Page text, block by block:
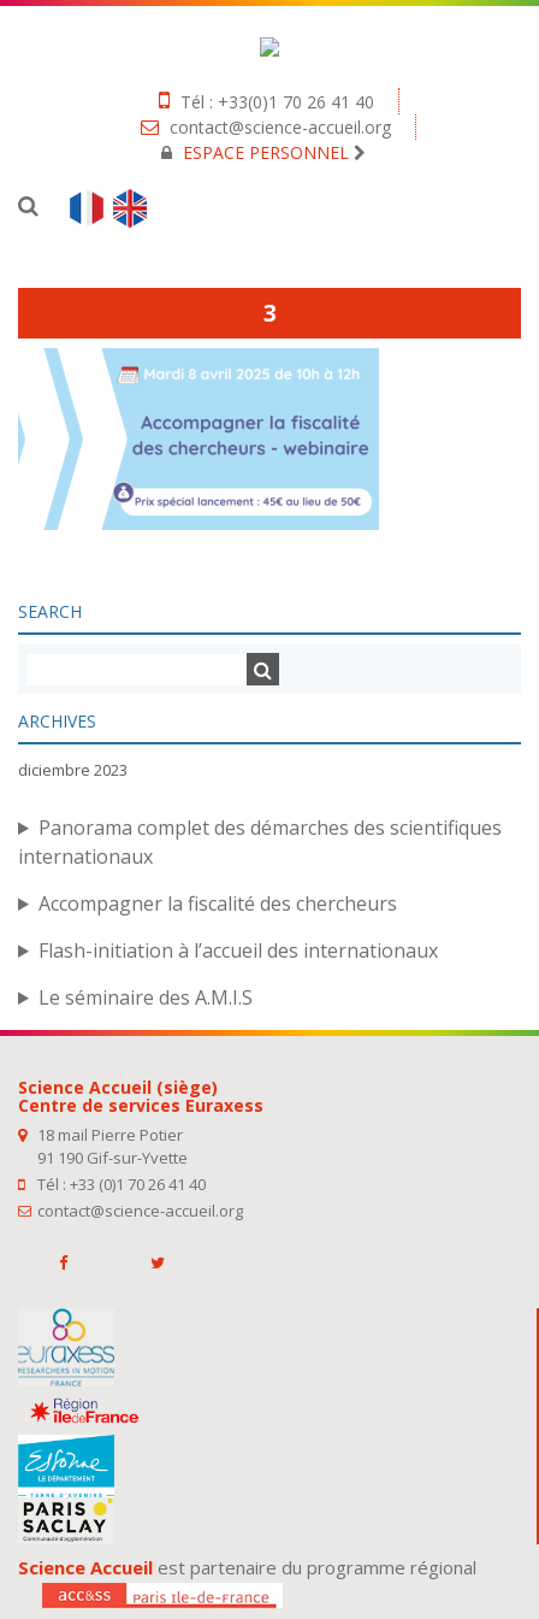
Tél : +33(0)1 70 26 41 40
contact@science-accueil.org
ESPACE PERSONNEL
3
SEARCH
ARCHIVES
diciembre 2023
Panorama complet des démarches des scientifiques
internationaux
Accompagner la fiscalité des chercheurs
Flash-initiation à l’accueil des internationaux
Le séminaire des A.M.I.S
Science Accueil (siège)
Centre de services Euraxess
18 mail Pierre Potier
91 190 Gif-sur-Yvette
Tél : +33 (0)1 70 26 41 40
contact@science-accueil.org
Science Accueil est partenaire du programme régional